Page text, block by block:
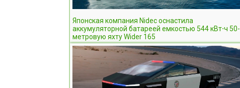
Японская компания Nidec оснастила
аккумуляторной батареей емкостью 544 кВт⋅ч 50-
метровую яхту Wider 165